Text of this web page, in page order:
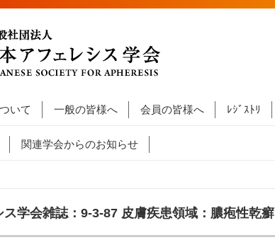
いて 一般の皆様へ 会員の皆様へ ﾚｼﾞｽﾄﾘ
関連学会からのお知らせ
ス学会雑誌：9-3-87 皮膚疾患領域：膿疱性乾癬